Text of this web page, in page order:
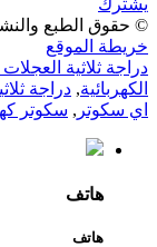
© حقوق الطبع والنشر - 2010-2023: جميع الحقوق
خريطة الموقع
دراجة ثلاثية العجلات
الكهربائية, دراجة
اي سكوتر , سكوتر
هاتف
هاتف